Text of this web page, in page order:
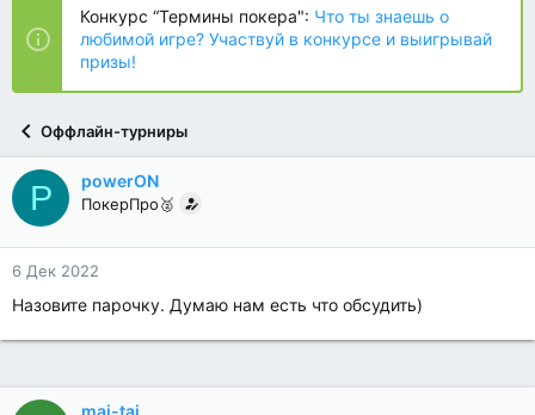
ы
л
а
Конкурс “Термины покера": Что ты знаешь о
любимой игре? Участвуй в конкурсе и выигрывай
призы!
Оффлайн-турниры
P powerON
ПокерПро🥈
6 Дек 2022
Назовите парочку. Думаю нам есть что обсудить)
mai-tai